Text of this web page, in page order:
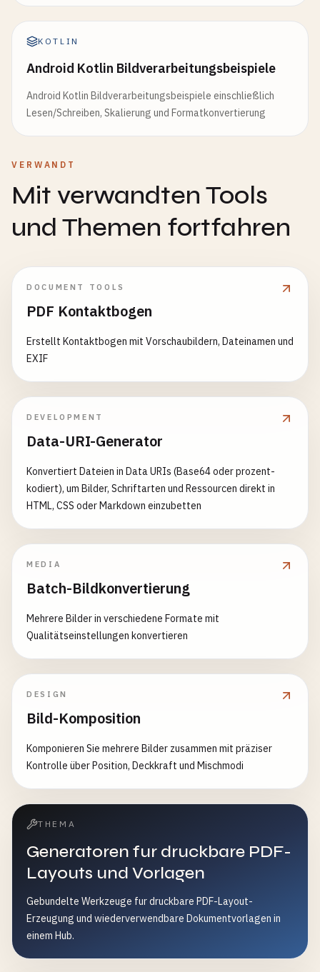
KOTLIN
Android Kotlin Bildverarbeitungsbeispiele
Android Kotlin Bildverarbeitungsbeispiele einschließlich
Lesen/Schreiben, Skalierung und Formatkonvertierung
VERWANDT
Mit verwandten Tools
und Themen fortfahren
DOCUMENT TOOLS
PDF Kontaktbogen
Erstellt Kontaktbogen mit Vorschaubildern, Dateinamen und
EXIF
DEVELOPMENT
Data-URI-Generator
Konvertiert Dateien in Data URIs (Base64 oder prozent-
kodiert), um Bilder, Schriftarten und Ressourcen direkt in
HTML, CSS oder Markdown einzubetten
MEDIA
Batch-Bildkonvertierung
Mehrere Bilder in verschiedene Formate mit
Qualitätseinstellungen konvertieren
DESIGN
Bild-Komposition
Komponieren Sie mehrere Bilder zusammen mit präziser
Kontrolle über Position, Deckkraft und Mischmodi
THEMA
Generatoren fur druckbare PDF-
Layouts und Vorlagen
Gebundelte Werkzeuge fur druckbare PDF-Layout-
Erzeugung und wiederverwendbare Dokumentvorlagen in
einem Hub.